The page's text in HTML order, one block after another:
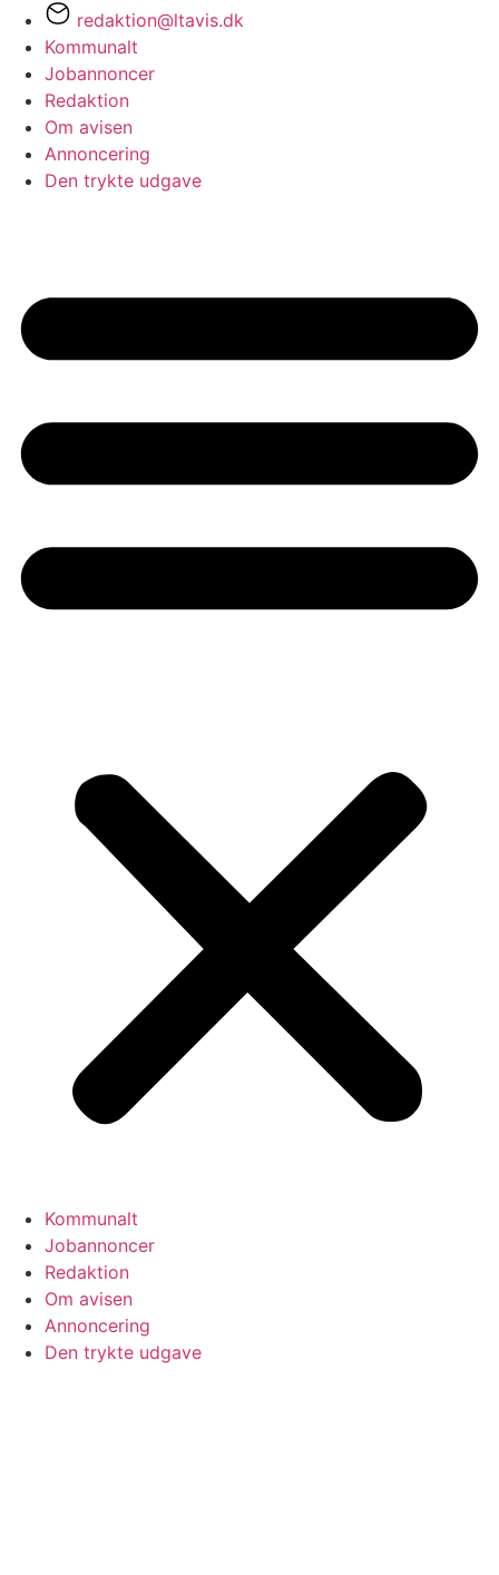
redaktion@ltavis.dk
Kommunalt
Jobannoncer
Redaktion
Om avisen
Annoncering
Den trykte udgave
Kommunalt
Jobannoncer
Redaktion
Om avisen
Annoncering
Den trykte udgave